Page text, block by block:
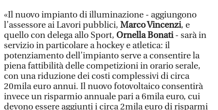
«Il nuovo impianto di illuminazione - aggiungono
l’assessore ai Lavori pubblici, Marco Vincenzi, e
quello con delega allo Sport, Ornella Bonati- sarà in
servizio in particolare a hockey e atletica: il
potenziamento dell’impianto serve a consentire la
piena fattibilità delle competizioni in orario serale,
con una riduzione dei costi complessivi di circa
20mila euro annui. Il nuovo fotovoltaico consentirà
invece un risparmio annuale pari a 6mila euro, cui
devono essere aggiunti i circa 2mila euro di risparmi